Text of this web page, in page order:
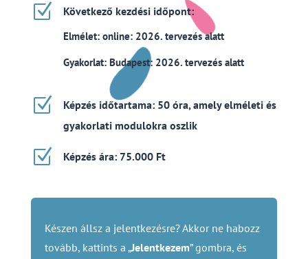
Z Következő kezdési időpont:
Elmélet: online: 2026. tervezés alatt
Gyakorlat: Budapest: 2026. tervezés alatt
Z
Képzés időtartama: 50 óra, amely elméleti és
gyakorlati modulokra oszlik
Z Képzés ára: 75.000 Ft
Készen állsz a jelentkezésre? Akkor ne habozz
tovább, kattints a „Jelentkezem” gombra, és